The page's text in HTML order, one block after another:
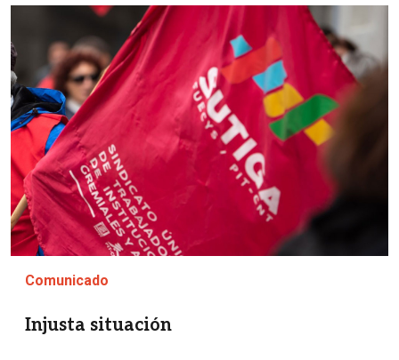
Comunicado
Injusta situación